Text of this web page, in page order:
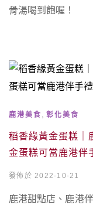
骨湯喝到飽喔！
鹿港美食 彰化美食
稻香緣黃金蛋糕｜
金蛋糕可當鹿港伴
發佈於 2022-10-21
鹿港甜點店、鹿港